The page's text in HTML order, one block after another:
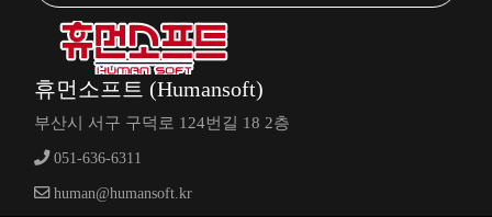
휴먼소프트 (Humansoft)
부산시 서구 구덕로 124번길 18 2층
051-636-6311
human@humansoft.kr